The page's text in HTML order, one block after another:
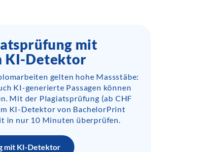
mit
KI-Detektor
gelten hohe Massstäbe:
KI-generierte Passagen können
Mit der Plagiatsprüfung (ab CHF
KI-Detektor von BachelorPrint
in nur 10 Minuten überprüfen.
mit KI-Detektor